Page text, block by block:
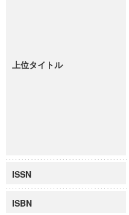
上位タイトル
ISSN
ISBN